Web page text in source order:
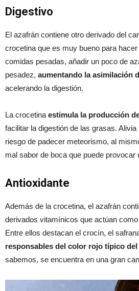
Digestivo
El azafrán contiene otro derivado del
crocetina que es muy bueno para
comidas pesadas, añadir un poco de
pesadez, aumentando la asimilación
acelerando la digestión.
La crocetina estimula la producción
facilitar la digestión de las grasas.
riesgo de padecer meteorismo, al
mal sabor de boca que puede provocar
Antioxidante
Además de la crocetina, el azafrán
derivados vitamínicos que actúan
Entre ellos destacan el crocín, el
responsables del color rojo típico del
sabemos, se encuentra en una gran